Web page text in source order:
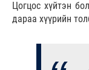
Цогцос хүйтэн
дараа хүүрийн